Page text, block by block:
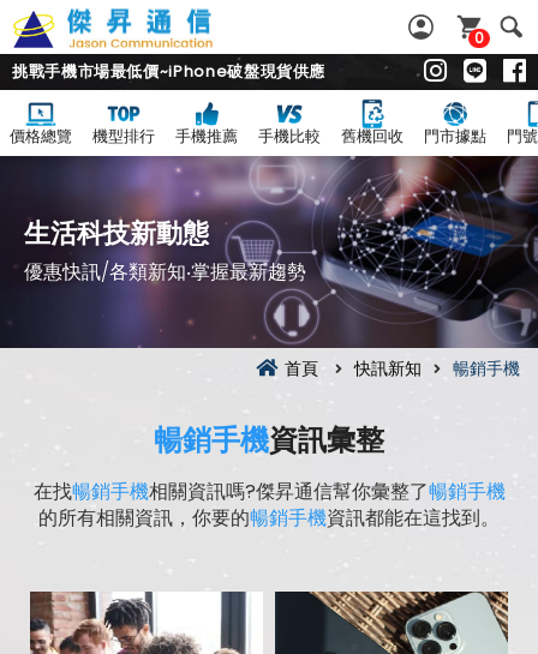
0
挑戰手機市場最低價~iPhone破盤現貨供應
價格總覽 機型排行 手機推薦 手機比較 舊機回收 門市據點 門
生活科技新動態
優惠快訊/各類新知‧掌握最新趨勢
首頁 快訊新知 暢銷手機
暢銷手機資訊彙整
在找暢銷手機相關資訊嗎?傑昇通信幫你彙整了暢銷手機
的所有相關資訊，你要的暢銷手機資訊都能在這找到。